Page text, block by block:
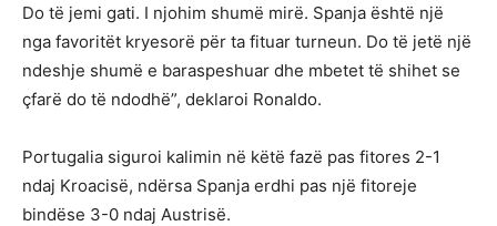
Do të jemi gati. I njohim shumë mirë. Spanja është një
nga favoritët kryesorë për ta fituar turneun. Do të jetë një
ndeshje shumë e baraspeshuar dhe mbetet të shihet se
çfarë do të ndodhë”, deklaroi Ronaldo.
Portugalia siguroi kalimin në këtë fazë pas fitores 2-1
ndaj Kroacisë, ndërsa Spanja erdhi pas një fitoreje
bindëse 3-0 ndaj Austrisë.